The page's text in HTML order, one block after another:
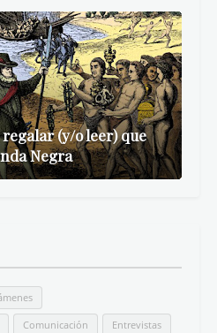
(y/o leer) que
Negra
Comunicación Entrevistas